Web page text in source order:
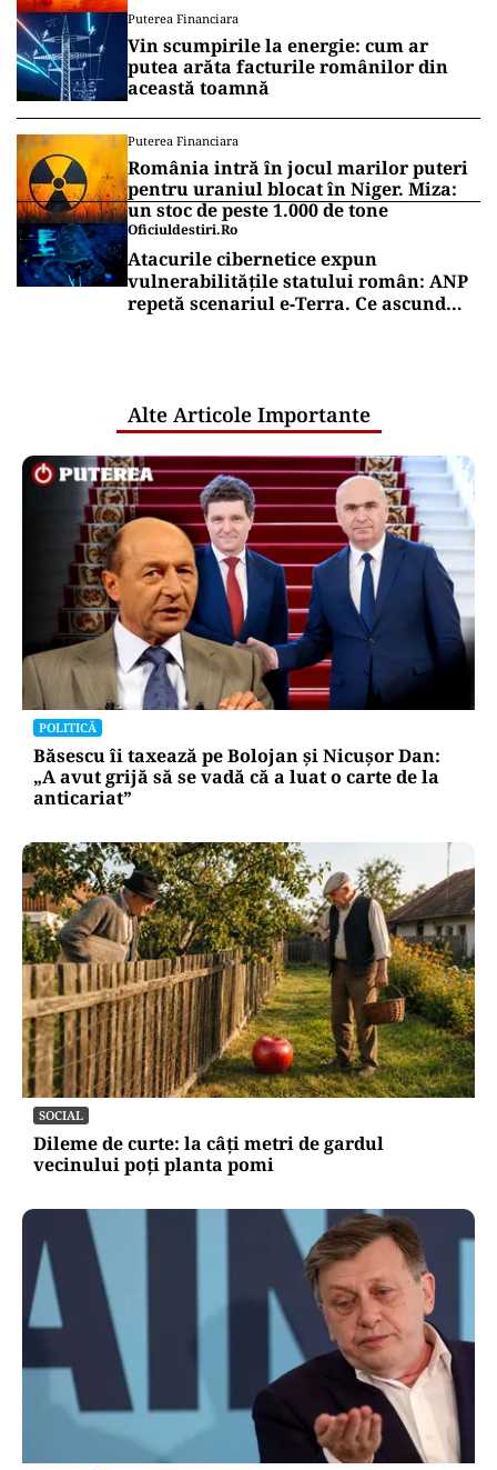
Puterea Financiara
Vin scumpirile la energie: cum ar
putea arăta facturile românilor din
această toamnă
Puterea Financiara
România intră în jocul marilor puteri
pentru uraniul blocat în Niger. Miza:
un stoc de peste 1.000 de tone
Oficiuldestiri.ro
Atacurile cibernetice expun
vulnerabilitățile statului român: ANP
repetă scenariul e‑Terra. Ce ascund
Alte Articole Importante
POLITICĂ
Băsescu îi taxează pe Bolojan și Nicușor Dan:
„A avut grijă să se vadă că a luat o carte de la
anticariat”
SOCIAL
Dileme de curte: la câți metri de gardul
vecinului poți planta pomi